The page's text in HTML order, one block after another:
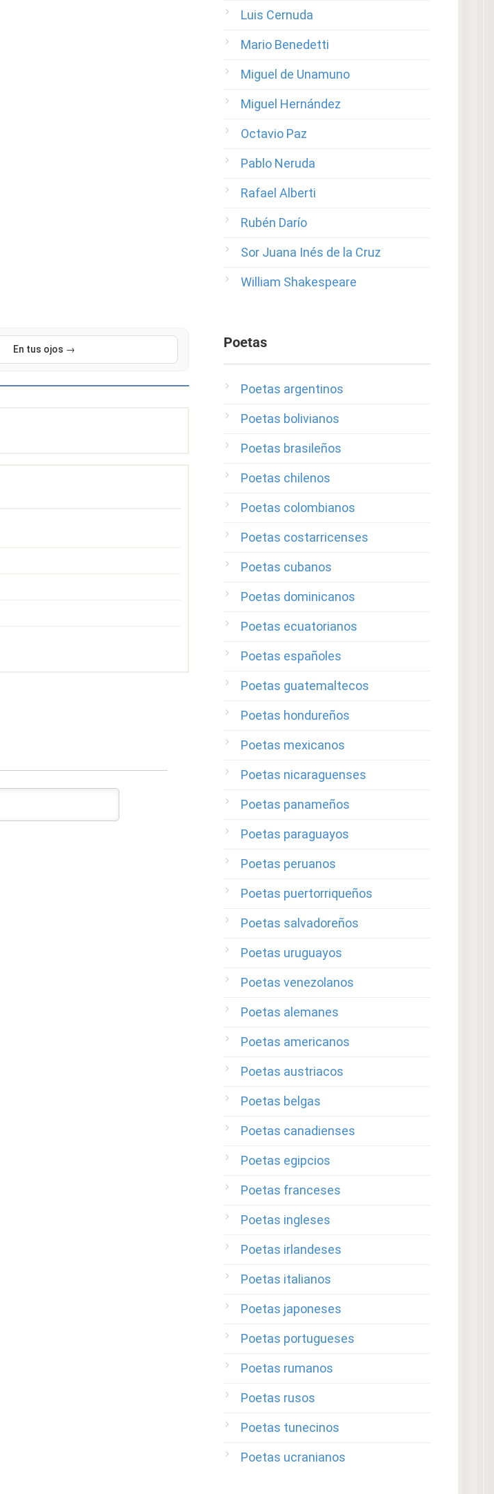
En tus ojos →
Luis Cernuda
Mario Benedetti
Miguel de Unamuno
Miguel Hernández
Octavio Paz
Pablo Neruda
Rafael Alberti
Rubén Darío
Sor Juana Inés de la Cruz
William Shakespeare
Poetas
Poetas argentinos
Poetas bolivianos
Poetas brasileños
Poetas chilenos
Poetas colombianos
Poetas costarricenses
Poetas cubanos
Poetas dominicanos
Poetas ecuatorianos
Poetas españoles
Poetas guatemaltecos
Poetas hondureños
Poetas mexicanos
Poetas nicaraguenses
Poetas panameños
Poetas paraguayos
Poetas peruanos
Poetas puertorriqueños
Poetas salvadoreños
Poetas uruguayos
Poetas venezolanos
Poetas alemanes
Poetas americanos
Poetas austriacos
Poetas belgas
Poetas canadienses
Poetas egipcios
Poetas franceses
Poetas ingleses
Poetas irlandeses
Poetas italianos
Poetas japoneses
Poetas portugueses
Poetas rumanos
Poetas rusos
Poetas tunecinos
Poetas ucranianos